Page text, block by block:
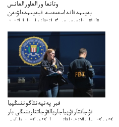
وتانعا ورالعاورالعانس
بەيىمدقانداسەمەسە قبەيىمدەلۋىەن
قازاقستانەمەسەميگرانتقانداستاراراتتىق
قومەنۋ جاقازاقستانداعى بەيىمدەۋدىڭ
فبر پەنپەنتاگوننىڭپيا
قۇجاتتارقۇپياجاريالقۇجاتتارىنىڭى بار
كۇدىكتىجاريالانۋىناقاتىسىباركۇدىكتىنىقامادى